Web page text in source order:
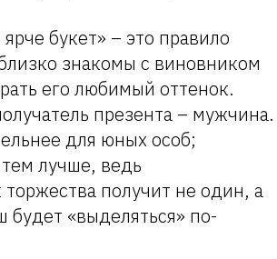
букет» – это правило
знакомы с виновником
его любимый оттенок.
презента – мужчина.
для юных особ;
лучше, ведь
получит не один, а
будет «выделяться» по-